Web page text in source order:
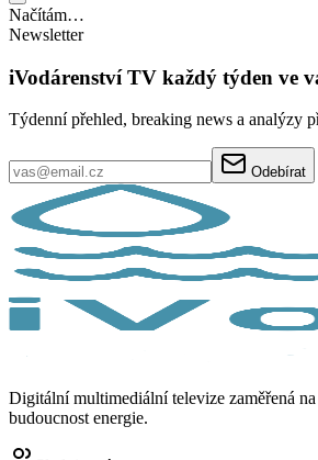
Načítám…
Newsletter
iVodárenství TV každý týden ve
Týdenní přehled, breaking news a analýzy
Odebírat
Digitální multimediální televize zaměřená
budoucnost energie.